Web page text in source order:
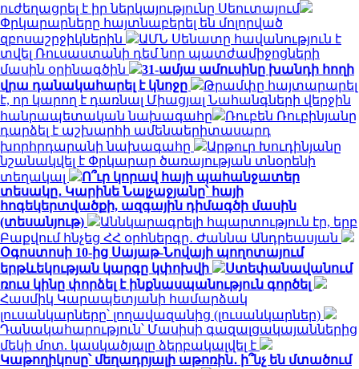
ուժեղացրել է իր ներկայությունը Սեուտայում
Փրկարարները հայտնաբերել են մոլորված
զբոսաշրջիկներին
ԱՄՆ Սենատը հավանություն է
տվել Ռուսաստանի դեմ նոր պատժամիջոցների
մասին օրինագծին
31-ամյա ամուսինը խանդի հողի
վրա դանակահարել է կնոջը
Թրամփը հայտարարել
է, որ կարող է դառնալ Միացյալ Նահանգների վերջին
հանրապետական ​​նախագահը
Ռուբեն Ռուբինյանը
դարձել է աշխարհի ամենաերիտասարդ
խորհրդարանի նախագահը
Արթուր Խուդինյանը
նշանակվել է Փրկարար ծառայության տնօրենի
տեղակալ
Ո՞ւր կորավ հայի պահանջատեր
տեսակը․ Կարինե Նալչաջյանը՝ հայի
հոգեկերտվածքի, ազգային դիմագծի մասին
(տեսանյութ)
Աննկարագրելի հպարտություն էր, երբ
Բաքվում հնչեց ՀՀ օրհներգը․ Ժաննա Անդրեասյան
Օգոստոսի 10-ից Սայաթ-Նովայի պողոտայում
երթևեկության կարգը կփոխվի
Ստեփանավանում
ռուս կինը փորձել է ինքնասպանություն գործել
Հասմիկ Կարապետյանի համարձակ
լուսանկարները՝ լողավազանից (լուսանկարներ)
Դանակահարություն՝ Մասիսի գազալցակայաններից
մեկի մոտ. կասկածյալը ձերբակալվել է
Կաթողիկոսը՝ մեղադրյալի աթոռին․ ի՞նչ են մտածում